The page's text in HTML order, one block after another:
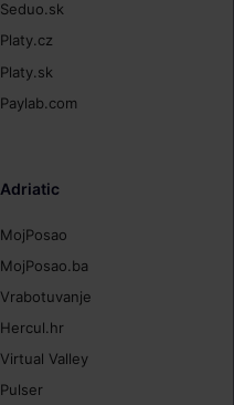
Seduo.sk
Platy.cz
Platy.sk
Paylab.com
Adriatic
MojPosao
MojPosao.ba
Vrabotuvanje
Hercul.hr
Virtual Valley
Pulser